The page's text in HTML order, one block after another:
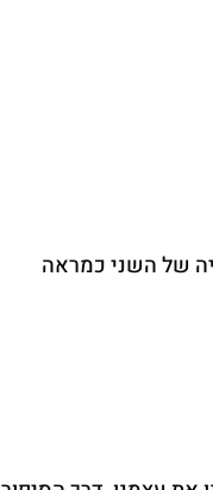
של השני כמראה